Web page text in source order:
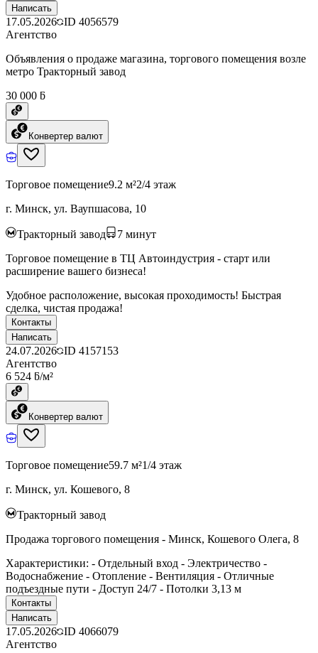
Написать
17.05.2026 ID 4056579
Агентство
Объявления о продаже магазина, торгового помещения возле
метро Тракторный завод
30 000 ƃ
Конвертер валют
Торговое помещение9.2 м²2/4 этаж
г. Минск, ул. Ваупшасова, 10
Тракторный завод 7 минут
Торговое помещение в ТЦ Автоиндустрия - старт или
расширение вашего бизнеса!
Удобное расположение, высокая проходимость! Быстрая
сделка, чистая продажа!
Контакты
Написать
24.07.2026 ID 4157153
Агентство
6 524 ƃ/м²
Конвертер валют
Торговое помещение59.7 м²1/4 этаж
г. Минск, ул. Кошевого, 8
Тракторный завод
Продажа торгового помещения - Минск, Кошевого Олега, 8
Характеристики: - Отдельный вход - Электричество -
Водоснабжение - Отопление - Вентиляция - Отличные
подъездные пути - Доступ 24/7 - Потолки 3,13 м
Контакты
Написать
17.05.2026 ID 4066079
Агентство